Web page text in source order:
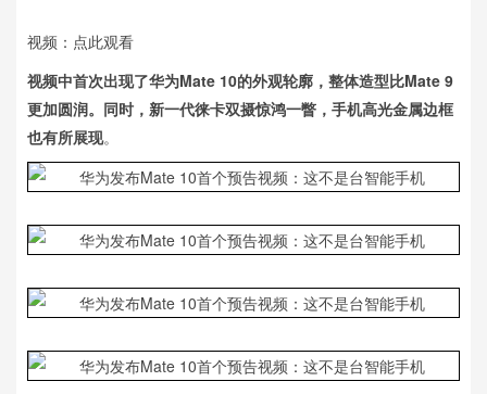
视频：点此观看
视频中首次出现了华为Mate 10的外观轮廓，整体造型比Mate 9
更加圆润。同时，新一代徕卡双摄惊鸿一瞥，手机高光金属边框
也有所展现。